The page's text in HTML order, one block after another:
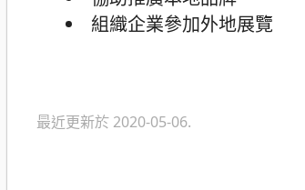
組織企業參加外地展覽
最近更新於 2020-05-06.